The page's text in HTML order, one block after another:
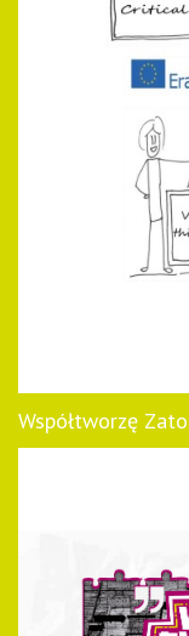
Współtworzę